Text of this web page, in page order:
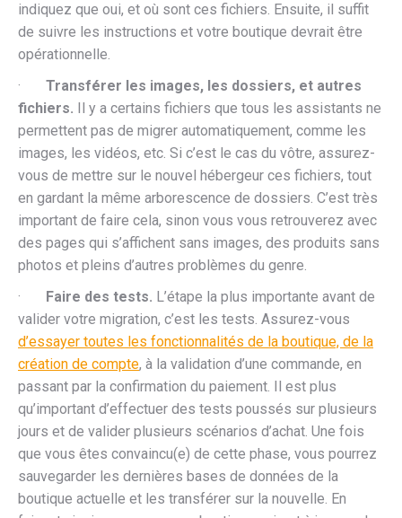
indiquez que oui, et où sont ces fichiers. Ensuite, il suffit
de suivre les instructions et votre boutique devrait être
opérationnelle.
· Transférer les images, les dossiers, et autres
fichiers. Il y a certains fichiers que tous les assistants ne
permettent pas de migrer automatiquement, comme les
images, les vidéos, etc. Si c’est le cas du vôtre, assurez-
vous de mettre sur le nouvel hébergeur ces fichiers, tout
en gardant la même arborescence de dossiers. C’est très
important de faire cela, sinon vous vous retrouverez avec
des pages qui s’affichent sans images, des produits sans
photos et pleins d’autres problèmes du genre.
· Faire des tests. L’étape la plus importante avant de
valider votre migration, c’est les tests. Assurez-vous
d’essayer toutes les fonctionnalités de la boutique, de la
création de compte, à la validation d’une commande, en
passant par la confirmation du paiement. Il est plus
qu’important d’effectuer des tests poussés sur plusieurs
jours et de valider plusieurs scénarios d’achat. Une fois
que vous êtes convaincu(e) de cette phase, vous pourrez
sauvegarder les dernières bases de données de la
boutique actuelle et les transférer sur la nouvelle. En